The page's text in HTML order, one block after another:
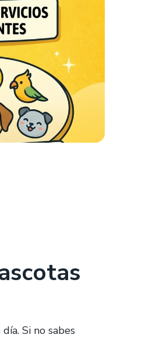
Si no sabes